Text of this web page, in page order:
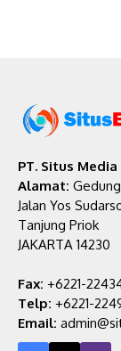
PT. Situs
Alamat:
Jalan Yos
Tanjung Priok
JAKARTA 14230
Fax: +6221-
Telp: +6221-
Email: